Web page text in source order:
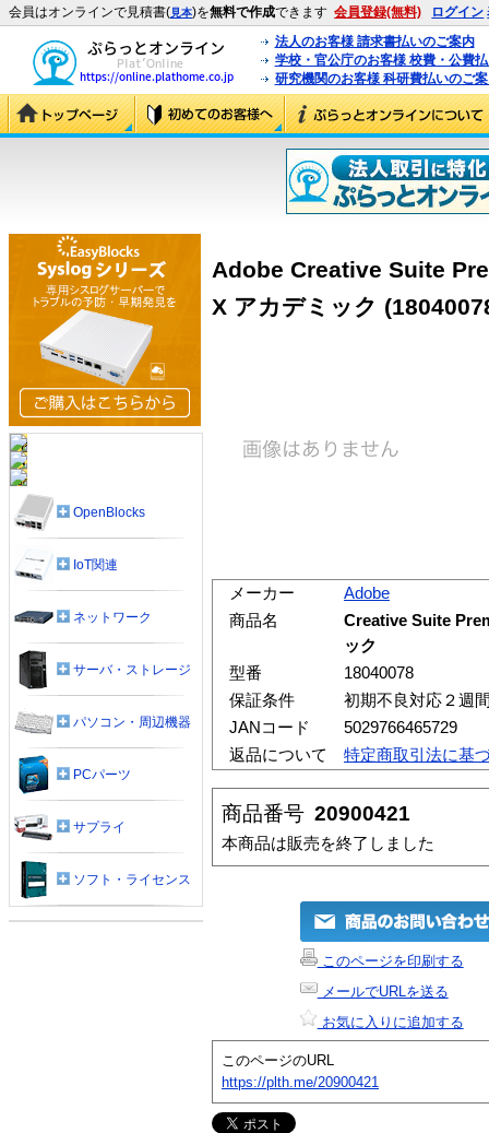
会員はオンラインで見積書(見本)を無料で作成できます 会員登録(無料) ログイン
法人のお客様 請求書払いのご案内
学校・官公庁のお客様 校費・公費
研究機関のお客様 科研費払いのご
Adobe Creative Suite
X アカデミック
メーカー
Adobe
商品名
Creative Suite
ック
型番
18040078
保証条件
初期不良対応２週
JANコード
5029766465729
返品について
特定商取引法に基
商品番号 20900421
本商品は販売を終了しました
このページを印刷する
メールでURLを送る
お気に入りに追加する
このページのURL
https://plth.me/20900421
OpenBlocks
IoT関連
ネットワーク
サーバ・ストレージ
パソコン・周辺機器
PCパーツ
サプライ
ソフト・ライセンス